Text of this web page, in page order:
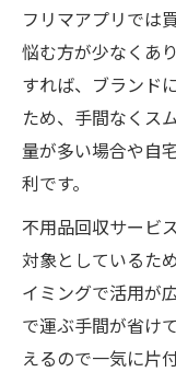
フリマアプリでは
悩む方が少なくあ
すれば、ブランド
ため、手間なくス
量が多い場合や自
利です。
不用品回収サービ
対象としているた
イミングで活用が
で運ぶ手間が省け
えるので一気に片